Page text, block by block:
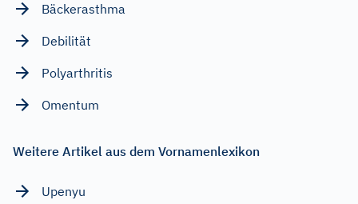
Bäckerasthma
Debilität
Polyarthritis
Omentum
Weitere Artikel aus dem Vornamenlexikon
Upenyu